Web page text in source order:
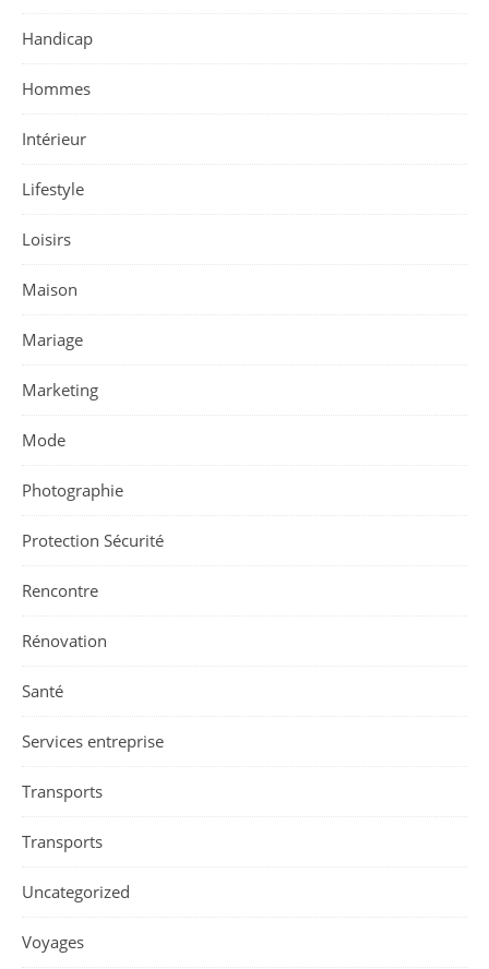
Handicap
Hommes
Intérieur
Lifestyle
Loisirs
Maison
Mariage
Marketing
Mode
Photographie
Protection Sécurité
Rencontre
Rénovation
Santé
Services entreprise
Transports
Transports
Uncategorized
Voyages